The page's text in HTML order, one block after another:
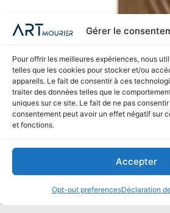
Gérer le
Pour offrir les meilleures expériences, nous
telles que les cookies pour stocker et/ou
appareils. Le fait de consentir à ces
traiter des données telles que le
uniques sur ce site. Le fait de ne pas
consentement peut avoir un effet négatif sur
et fonctions.
Accepter
Opt-out preferencesDéclaration